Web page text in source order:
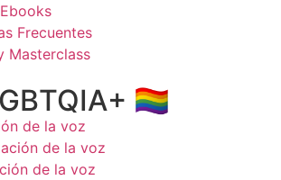
Frecuentes
🏳️‍🌈
de la voz
de la voz
de la voz